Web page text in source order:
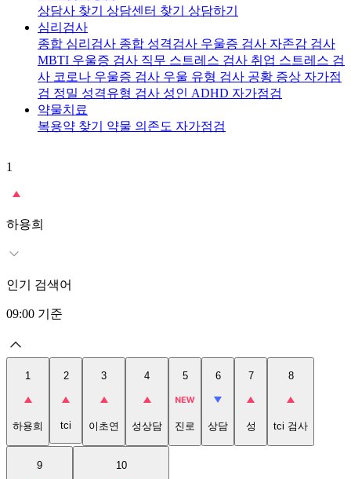
상담사 찾기 상담센터 찾기 상담하기
심리검사
종합 심리검사 종합 성격검사 우울증 검사 자존감 검사
MBTI 우울증 검사 직무 스트레스 검사 취업 스트레스 검
사 코로나 우울증 검사 우울 유형 검사 공황 증상 자가점
검 정밀 성격유형 검사 성인 ADHD 자가점검
약물치료
복용약 찾기 약물 의존도 자가점검
1
하용희
인기 검색어
09:00 기준
1
하용희
2
tci
3
이초연
4
성상담
5
진로
6
상담
7
성
8
tci 검사
9 10